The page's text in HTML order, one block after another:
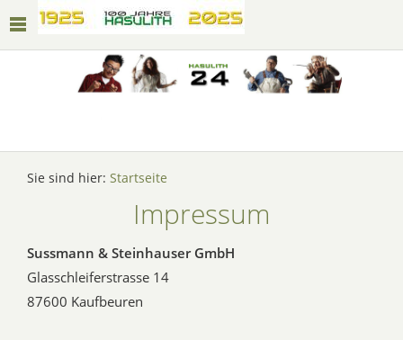
Sie sind hier: Startseite
Impressum
Sussmann & Steinhauser GmbH
Glasschleiferstrasse 14
87600 Kaufbeuren